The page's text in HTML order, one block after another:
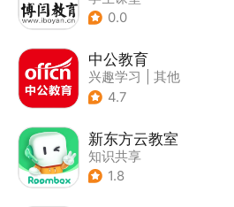
0.0
中公教育
兴趣学习
其他
4.7
新东方云教室
知识共享
1.8